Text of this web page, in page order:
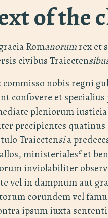
of the
Romanorumrex et
civibus Traiecten
commisso nobis regni
confovere et specialius
pleniorum
precipientes
Traiectensia
ministerialescet
inviolabiliter
vel in dampnum aut
eorundem vel
ipsum iuxta